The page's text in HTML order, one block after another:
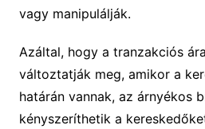
vagy manipulálják.
Azáltal, hogy a tranzakciós
változtatják meg, amikor a
határán vannak, az árnyékos
kényszeríthetik a